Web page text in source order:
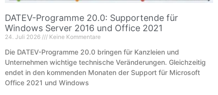
DATEV-Programme 20.0: Supportende für
Windows Server 2016 und Office 2021
24. Juli 2026 Keine Kommentare
Die DATEV-Programme 20.0 bringen für Kanzleien und
Unternehmen wichtige technische Veränderungen. Gleichzeitig
endet in den kommenden Monaten der Support für Microsoft
Office 2021 und Windows